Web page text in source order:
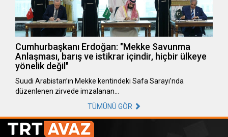
Cumhurbaşkanı Erdoğan: "Mekke Savunma
Anlaşması, barış ve istikrar içindir, hiçbir ülkeye
yönelik değil"
Suudi Arabistan’ın Mekke kentindeki Safa Sarayı’nda
düzenlenen zirvede imzalanan…
TÜMÜNÜ GÖR